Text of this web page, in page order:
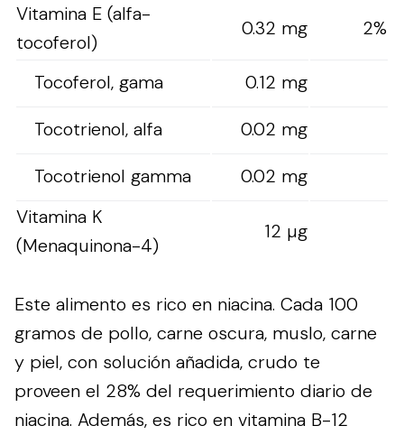
Vitamina E (alfa-
tocoferol)
0.32 mg 2%
Tocoferol, gama
0.12 mg
Tocotrienol, alfa
0.02 mg
Tocotrienol gamma
0.02 mg
Vitamina K
(Menaquinona-4)
12 µg
Este alimento es rico en niacina. Cada 100
gramos de pollo, carne oscura, muslo, carne
y piel, con solución añadida, crudo te
proveen el 28% del requerimiento diario de
niacina. Además, es rico en vitamina B-12